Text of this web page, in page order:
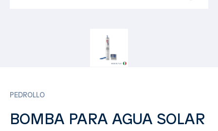
PEDROLLO
BOMBA PARA AGUA SOLAR